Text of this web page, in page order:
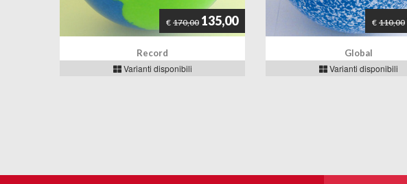
€ 170,00 135,00
Record
Varianti disponibili
€ 110,00
Global
Varianti disponibili